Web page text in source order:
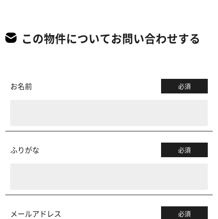
この物件についてお問い合わせする
お名前 必須
ふりがな 必須
メールアドレス 必須